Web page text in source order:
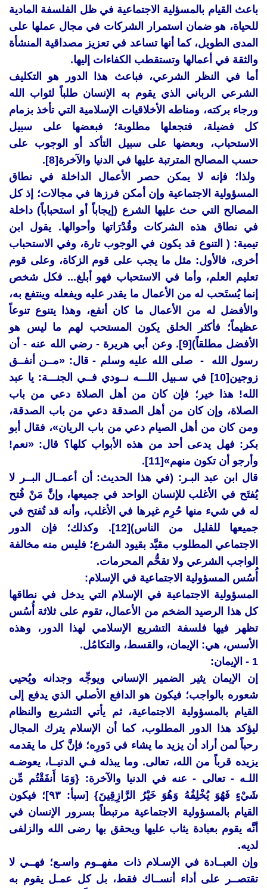
باعث القيام بالمسؤلية الاجتماعية في ظل الفلسفة المادية
للحياة، هو ضمان استمرار الشركات في مجال عملها على
المدى الطويل، كما أنها تساعد في تعزيز مصداقية المنشأة
والثقة في أعمالها وتستقطب الكفاءات إليها.
أما في النظر الشرعي، فباعث هذا الدور هو التكليف
الشرعي الرباني الذي يقوم به الإنسان طلباً لثواب الله
ورجاء بركته، ومناطه الأخلاقيات الإسلامية التي تأخذ بزمام
كل فضيلة، فتجعلها مطلوبة؛ فبعضها على سبيل
الاستحباب، وبعضها على سبيل التأكد أو الوجوب على
حسب المصالح المترتبة عليها في الدنيا والآخرة[8].
ولذا؛ فإنه لا يمكن حصر الأعمال الداخلة في نطاق
المسؤولية الاجتماعية وإن أمكن فرزها في مجالات؛ إذ كل
المصالح التي حث عليها الشرع (إيجاباً أو استحباباً) داخلة
في نطاق هذه الشركات وقُدْرَاتها وأحوالها. يقول ابن
تيمية: ( التنوع قد يكون في الوجوب تارة، وفي الاستحباب
أخرى، فالأول: مثل ما يجب على قوم الزكاة، وعلى قوم
تعليم العلم، وأما في الاستحباب فهو أبلغ... فكل شخص
إنما يُستَحب له من الأعمال ما يقدر عليه ويفعله وينتفع به،
والأفضل له من الأعمال ما كان أنفع، وهذا يتنوع تنوعاً
عظيماً؛ فأكثر الخلق يكون المستحب لهم ما ليس هو
الأفضل مطلقاً)[9]. وعن أبي هريرة - رضي الله عنه - أن
رسول الله - صلى الله عليه وسلم - قال: «مــن أنفــق
زوجين[10] في سـبيل اللـــه نــودي فــي الجنـــة: يا عبد
الله! هذا خير؛ فإن كان من أهل الصلاة دعي من باب
الصلاة، وإن كان من أهل الصدقة دعي من باب الصدقة،
ومن كان من أهل الصيام دعي من باب الريان»، فقال أبو
بكر: فهل يدعى أحد من هذه الأبواب كلها؟ قال: «نعم!
وأرجو أن تكون منهم»[11].
قال ابن عبد البـر: (في هذا الحديث: أن أعمــال البــر لا
يُفتَح في الأغلب للإنسان الواحد في جميعها، وإنَّ مَنْ فُتح
له في شيء منها حُرِم غيرها في الأغلب، وأنه قد تُفتح في
جميعها للقليل من الناس)[12]. وكذلك؛ فإن الدور
الاجتماعي المطلوب مقيَّد بقيود الشرع؛ فليس منه مخالفة
الواجب الشرعي ولا تقحُّم المحرمات.
أُسُس المسؤولية الاجتماعية في الإسلام:
المسؤولية الاجتماعية في الإسلام التي يدخل في نطاقها
كل هذا الرصيد الضخم من الأعمال، تقوم على ثلاثة أُسُس
تظهر فيها فلسفة التشريع الإسلامي لهذا الدور، وهذه
الأسس، هي: الإيمان، والقسط، والتكامُل.
1 - الإيمان:
إن الإيمان يثير الضمير الإنساني ويوجِّه وجدانه ويُحيي
شعوره بالواجب؛ فيكون هو الدافع الأصلي الذي يدفع إلى
القيام بالمسؤولية الاجتماعية، ثم يأتي التشريع والنظام
ليؤكد هذا الدور المطلوب، كما أن الإسلام يترك المجال
رحباً لمن أراد أن يزيد ما يشاء في دَورِه؛ فإنَّ كل ما يقدمه
يزيده قرباً من الله، تعالى. وما يبذله فـي الدنيــا، يعوضـه
اللـه - تعالى - عنه في الدنيا والآخرة: {وَمَا أَنفَقْتُم مِّن
شَيْءٍ فَهُوَ يُخْلِفُهُ وَهُوَ خَيْرُ الرَّازِقِينَ} [سبأ: ٩٣]؛ فيكون
القيام بالمسؤولية الاجتماعية مرتبطاً بسرور الإنسان في
أنَّه يقوم بعبادة يثاب عليها ويحقق بها رضى الله والزلفى
لديه.
وإن العبــادة في الإسـلام ذات مفهــوم واسـع؛ فهــي لا
تقتصــر على أداء أنســاك فقط، بل كل عمـل يقوم به